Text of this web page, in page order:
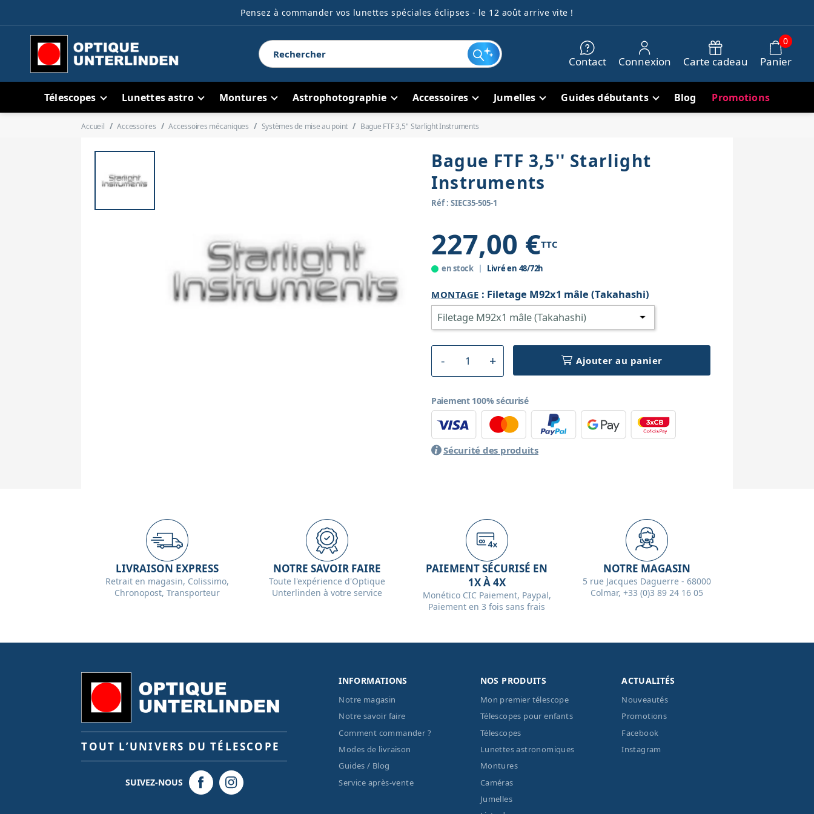
Pensez à commander vos lunettes spéciales éclipses - le 12 août arrive vite !
Contact Connexion Carte cadeau Panier
0
Télescopes Lunettes astro Montures Astrophotographie Accessoires Jumelles Guides débutants Blog Promotions
Accueil Accessoires Accessoires mécaniques Systèmes de mise au point Bague FTF 3,5'' Starlight Instruments
Bague FTF 3,5'' Starlight
Instruments
Réf : SIEC35-505-1
227,00 €TTC
en stock Livré en 48/72h
MONTAGE : Filetage M92x1 mâle (Takahashi)
Ajouter au panier
Paiement 100% sécurisé
Sécurité des produits
LIVRAISON EXPRESS
Retrait en magasin, Colissimo,
Chronopost, Transporteur
NOTRE SAVOIR FAIRE
Toute l'expérience d'Optique
Unterlinden à votre service
PAIEMENT SÉCURISÉ EN
1X À 4X
Monético CIC Paiement, Paypal,
Paiement en 3 fois sans frais
NOTRE MAGASIN
5 rue Jacques Daguerre - 68000
Colmar, +33 (0)3 89 24 16 05
TOUT L’UNIVERS DU TÉLESCOPE
SUIVEZ-NOUS
INFORMATIONS
Notre magasin
Notre savoir faire
Comment commander ?
Modes de livraison
Guides / Blog
Service après-vente
NOS PRODUITS
Mon premier télescope
Télescopes pour enfants
Télescopes
Lunettes astronomiques
Montures
Caméras
Jumelles
ACTUALITÉS
Nouveautés
Promotions
Facebook
Instagram